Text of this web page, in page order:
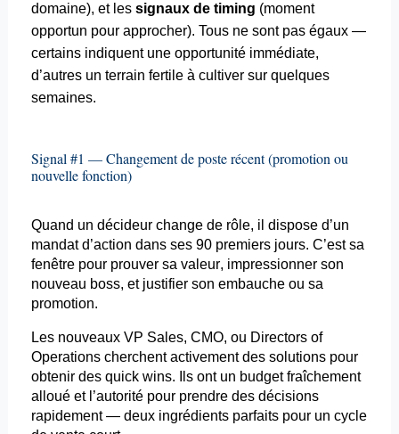
domaine), et les signaux de timing (moment
opportun pour approcher). Tous ne sont pas égaux —
certains indiquent une opportunité immédiate,
d’autres un terrain fertile à cultiver sur quelques
semaines.
Signal #1 — Changement de poste récent (promotion ou
nouvelle fonction)
Quand un décideur change de rôle, il dispose d’un
mandat d’action dans ses 90 premiers jours. C’est sa
fenêtre pour prouver sa valeur, impressionner son
nouveau boss, et justifier son embauche ou sa
promotion.
Les nouveaux VP Sales, CMO, ou Directorsof
Operations cherchentactivement des solutions pour
obtenir des quick wins. Ils ont un budget fraîchement
alloué et l’autorité pour prendre des décisions
rapidement — deux ingrédients parfaits pour un cycle